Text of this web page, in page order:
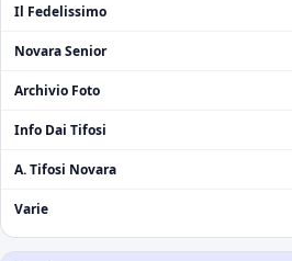
Il Fedelissimo
Novara Senior
Archivio Foto
Info Dai Tifosi
A. Tifosi Novara
Varie